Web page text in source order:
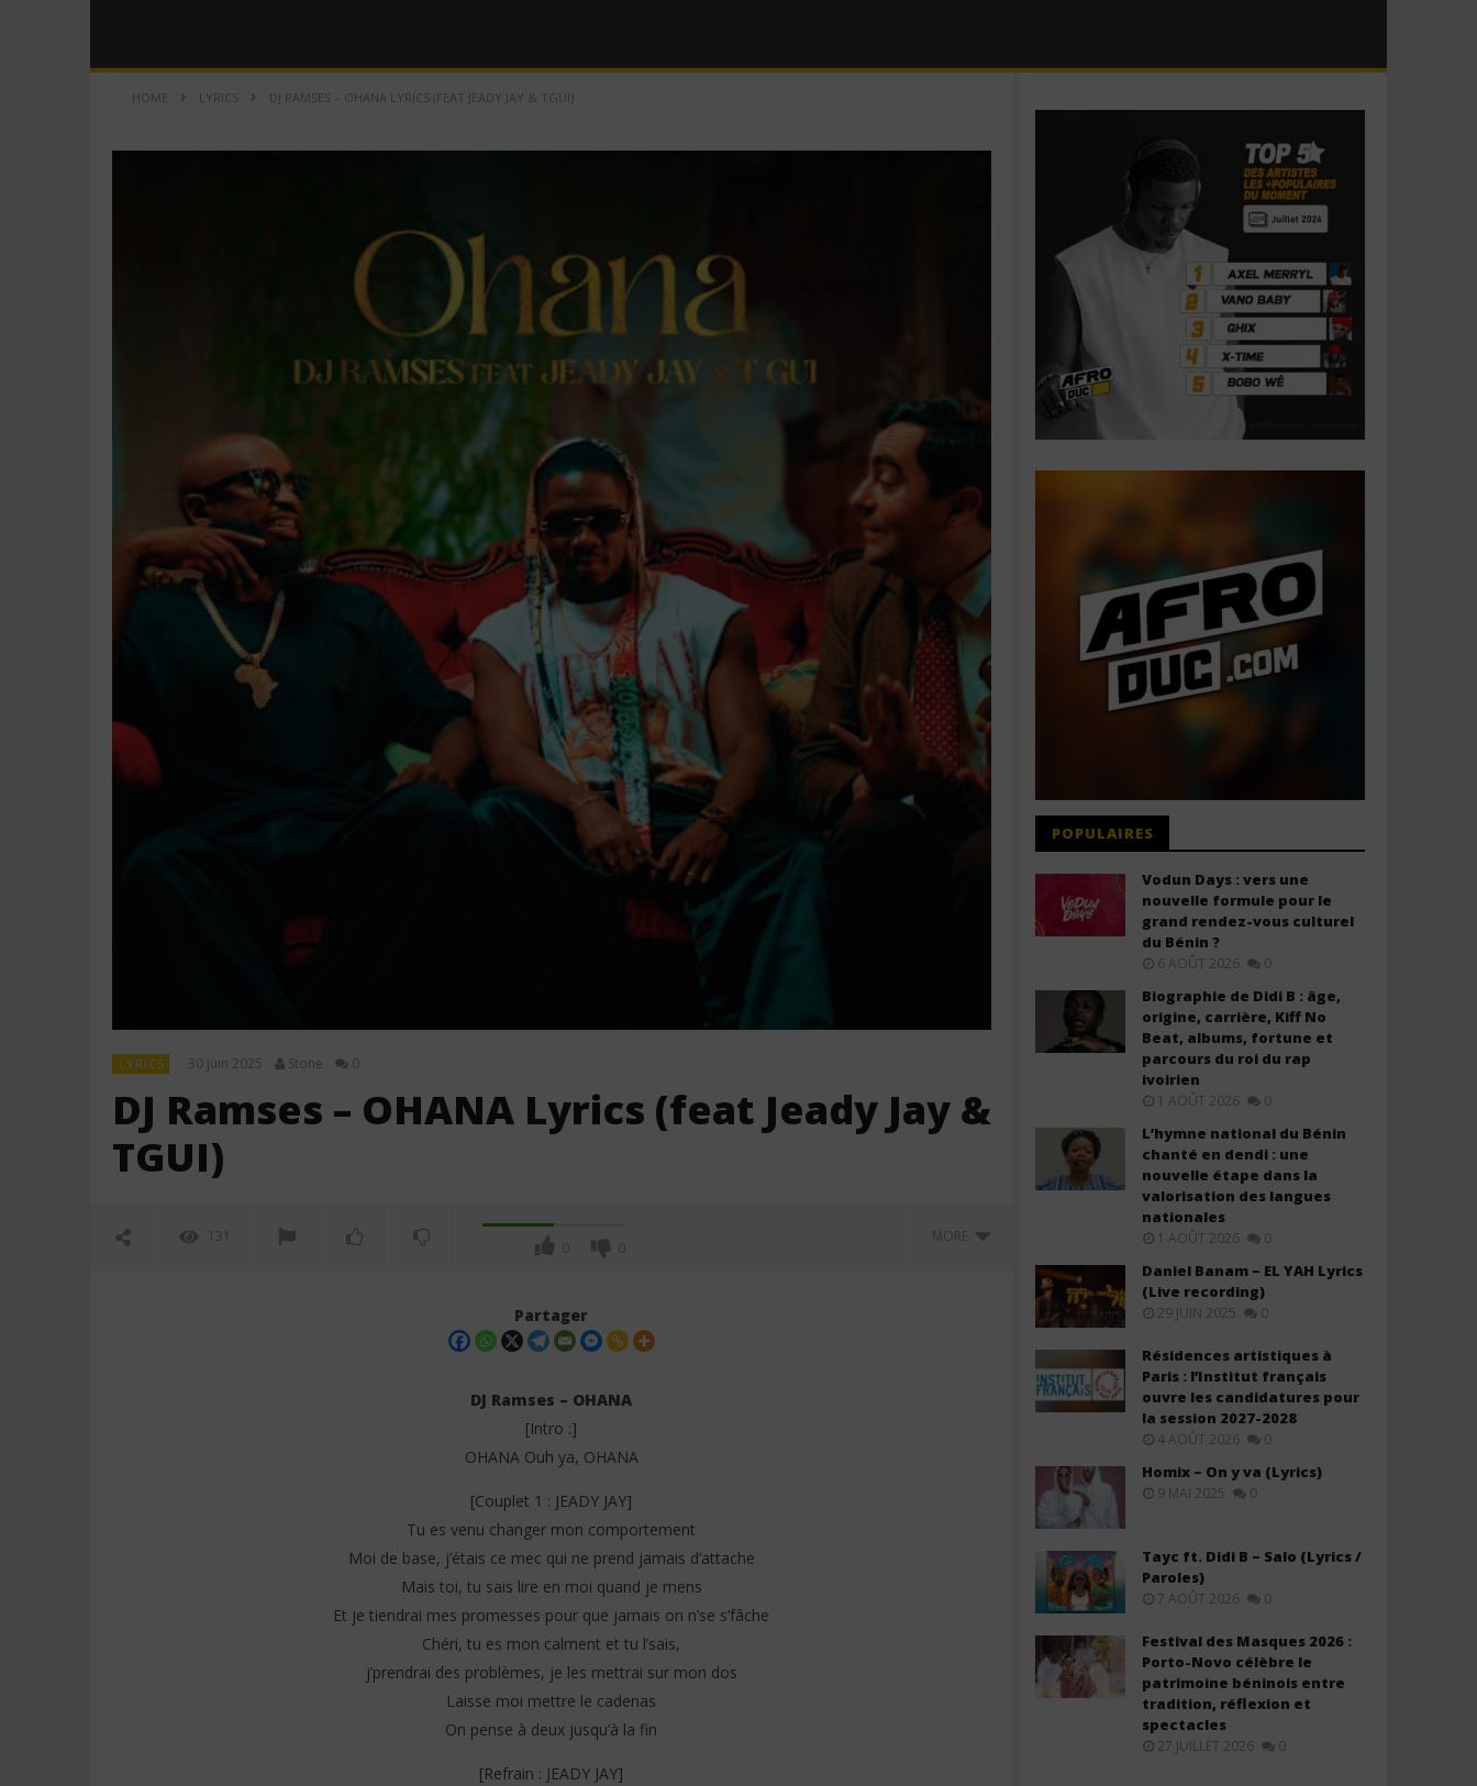
HOME LYRICS DJ RAMSES – OHANA LYRICS (FEAT JEADY JAY & TGUI)
LYRICS 30 juin 2025 Stone 0
DJ Ramses – OHANA Lyrics (feat Jeady Jay &
TGUI)
131
0 0
MORE
Tayc ft. Didi B – Salo (Lyrics /
Paroles)
30
juin
2025
Stone
30
Stone
Davido ft. Aya Nakamura - Yaya
Stone
30
Partager
DJ Ramses – OHANA
[Intro :]
OHANA Ouh ya, OHANA
[Couplet 1 : JEADY JAY]
Tu es venu changer mon comportement
Moi de base, j’étais ce mec qui ne prend jamais d’attache
Mais toi, tu sais lire en moi quand je mens
Et je tiendrai mes promesses pour que jamais on n’se s’fâche
Chéri, tu es mon calment et tu l’sais,
j’prendrai des problèmes, je les mettrai sur mon dos
Laisse moi mettre le cadenas
On pense à deux jusqu’à la fin
[Refrain : JEADY JAY]
POPULAIRES
Vodun Days : vers une
nouvelle formule pour le
grand rendez-vous culturel
du Bénin ?
6 AOÛT 2026 0
Biographie de Didi B : âge,
origine, carrière, Kiff No
Beat, albums, fortune et
parcours du roi du rap
ivoirien
1 AOÛT 2026 0
L’hymne national du Bénin
chanté en dendi : une
nouvelle étape dans la
valorisation des langues
nationales
1 AOÛT 2026 0
Daniel Banam – EL YAH Lyrics
(Live recording)
29 JUIN 2025 0
Résidences artistiques à
Paris : l’Institut français
ouvre les candidatures pour
la session 2027-2028
4 AOÛT 2026 0
Homix – On y va (Lyrics)
9 MAI 2025 0
Tayc ft. Didi B – Salo (Lyrics /
Paroles)
7 AOÛT 2026 0
Festival des Masques 2026 :
Porto-Novo célèbre le
patrimoine béninois entre
tradition, réflexion et
spectacles
27 JUILLET 2026 0